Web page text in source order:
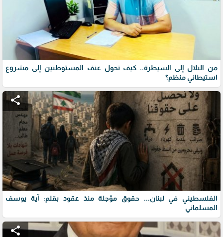
من التلال إلى السيطرة.. كيف تحول عنف المستوطنين إلى مشروع
استيطاني منظم؟
share
الفلسطيني في لبنان... حقوق مؤجلة منذ عقود بقلم: آية يوسف
المسلماني
share